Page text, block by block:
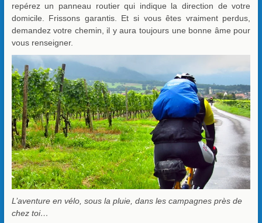
repérez un panneau routier qui indique la direction de votre
domicile. Frissons garantis. Et si vous êtes vraiment perdus,
demandez votre chemin, il y aura toujours une bonne âme pour
vous renseigner.
L’aventure en vélo, sous la pluie, dans les campagnes près de
chez toi…